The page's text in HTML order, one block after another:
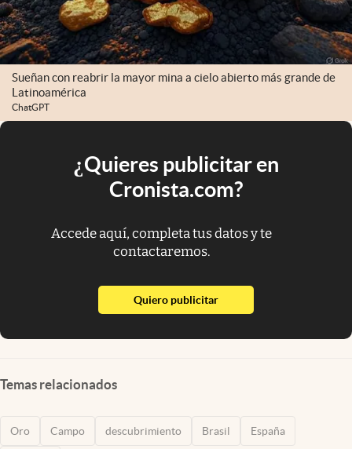
Sueñan con reabrir la mayor mina a cielo abierto más grande de
Latinoamérica
ChatGPT
¿Quieres publicitar en
Cronista.com?
Accede aquí, completa tus datos y te
contactaremos.
Quiero publicitarabre en nueva pestaña
Temas relacionados
Oro Campo descubrimiento Brasil España